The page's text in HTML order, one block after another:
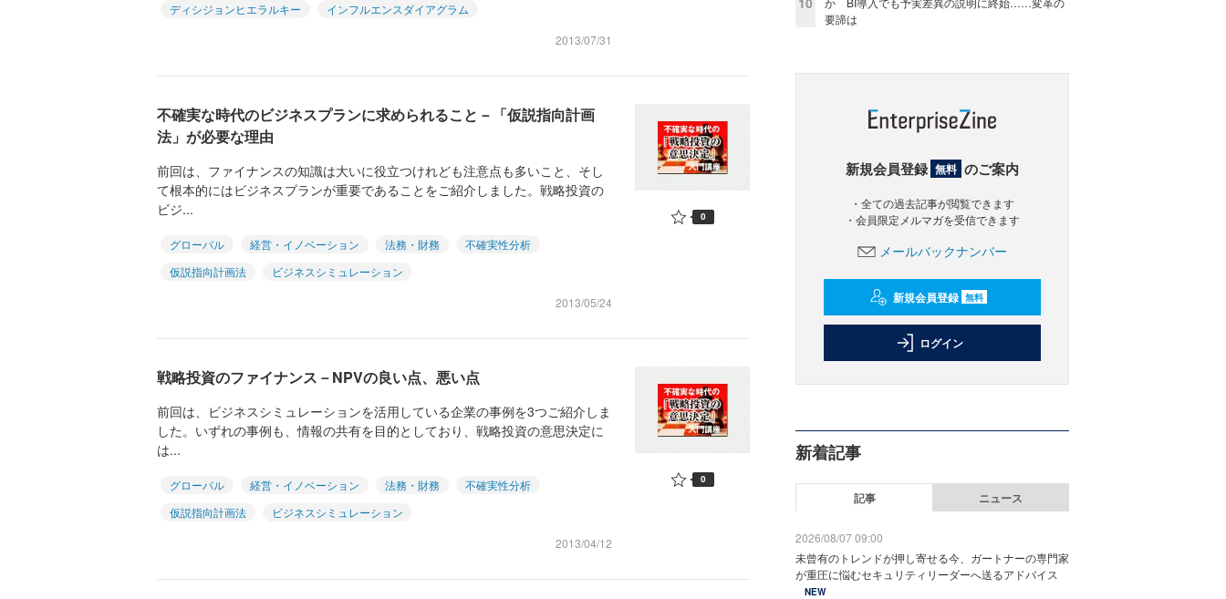
ディシジョンヒエラルキー
インフルエンスダイアグラム
2013/07/31
不確実な時代のビジネスプランに求められること－「仮説指向計画
法」が必要な理由
前回は、ファイナンスの知識は大いに役立つけれども注意点も多いこと、そし
て根本的にはビジネスプランが重要であることをご紹介しました。戦略投資の
ビジ...
グローバル 経営・イノベーション 法務・財務
不確実性分析
仮説指向計画法
ビジネスシミュレーション
2013/05/24
0
戦略投資のファイナンス－NPVの良い点、悪い点
前回は、ビジネスシミュレーションを活用している企業の事例を3つご紹介しま
した。いずれの事例も、情報の共有を目的としており、戦略投資の意思決定に
は...
グローバル 経営・イノベーション 法務・財務
不確実性分析
仮説指向計画法
ビジネスシミュレーション
2013/04/12
0
要諦は
新規会員登録 無料 のご案内
・全ての過去記事が閲覧できます
・会員限定メルマガを受信できます
メールバックナンバー
新規会員登録 無料
ログイン
新着記事
記事 ニュース
2026/08/07 09:00
未曾有のトレンドが押し寄せる今、ガートナーの専門家
が重圧に悩むセキュリティリーダーへ送るアドバイス
NEW